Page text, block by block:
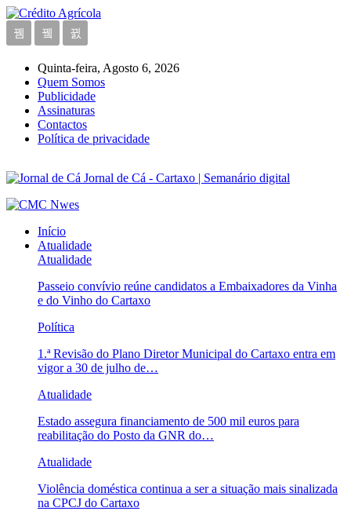
Quinta-feira, Agosto 6, 2026
Quem Somos
Publicidade
Assinaturas
Contactos
Política de privacidade
Jornal de Cá - Cartaxo | Semanário digital
Início
Atualidade
Atualidade
Passeio convívio reúne candidatos a Embaixadores da Vinha
e do Vinho do Cartaxo
Política
1.ª Revisão do Plano Diretor Municipal do Cartaxo entra em
vigor a 30 de julho de…
Atualidade
Estado assegura financiamento de 500 mil euros para
reabilitação do Posto da GNR do…
Atualidade
Violência doméstica continua a ser a situação mais sinalizada
na CPCJ do Cartaxo